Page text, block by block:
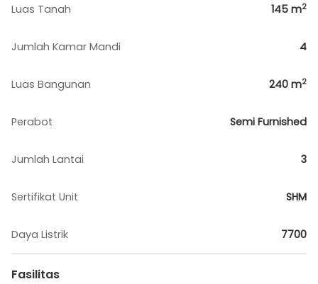
Luas Tanah 145 m2
Jumlah Kamar Mandi 4
Luas Bangunan 240 m2
Perabot Semi Furnished
Jumlah Lantai 3
Sertifikat Unit SHM
Daya Listrik 7700
Fasilitas